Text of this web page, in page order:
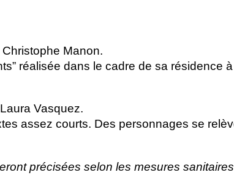
Manon.
réalisée dans le cadre de sa résidence
Vasquez.
assez courts. Des personnages se
précisées selon les mesures